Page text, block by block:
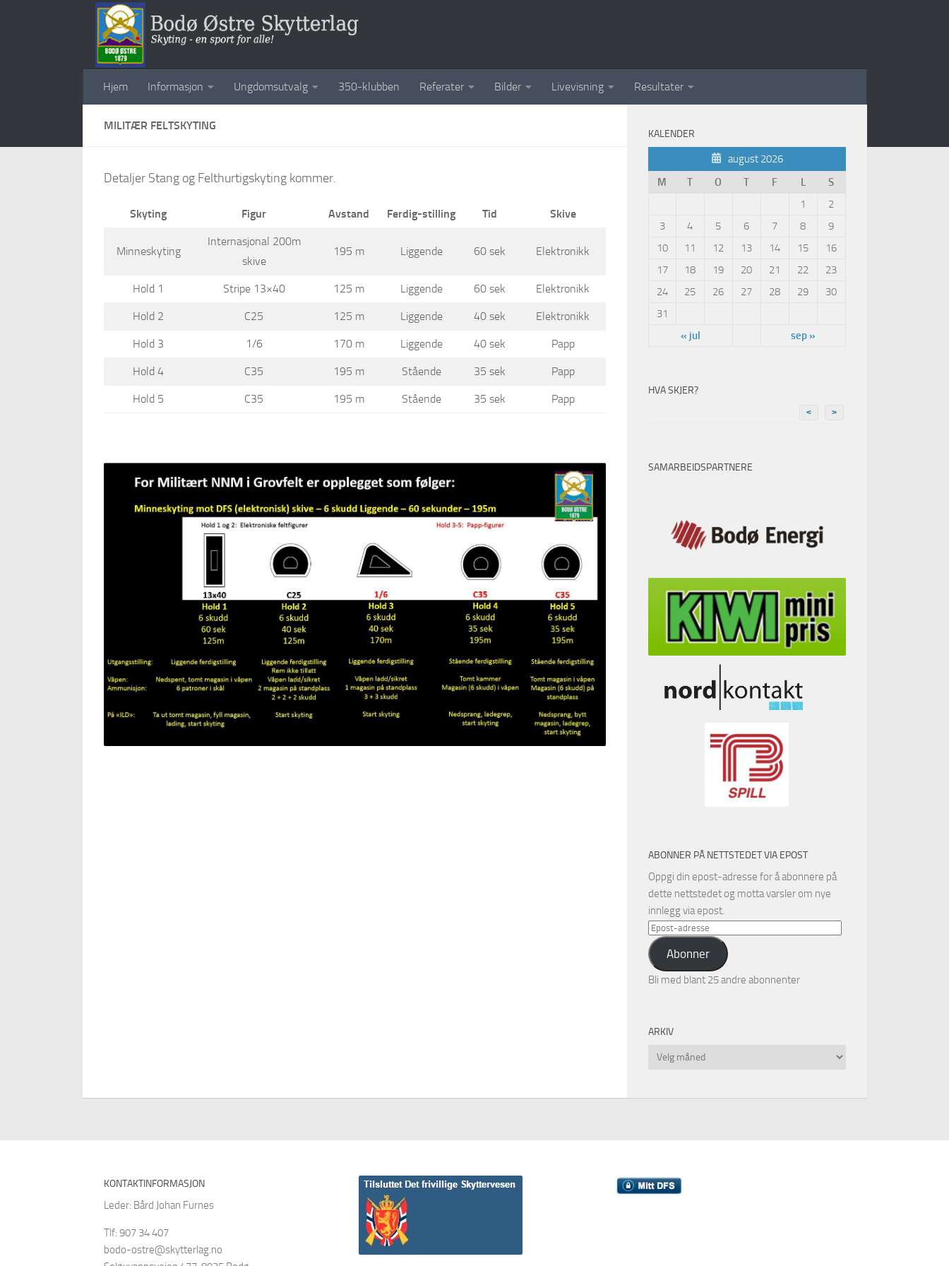
Hjem Informasjon Ungdomsutvalg 350-klubben Referater Bilder Livevisning Resultater
MILITÆR FELTSKYTING
Detaljer Stang og Felthurtigskyting kommer.
Skyting Figur Avstand Ferdig-stilling Tid Skive
Minneskyting
Internasjonal 200m
skive
195 m Liggende 60 sek Elektronikk
Hold 1 Stripe 13×40 125 m Liggende 60 sek Elektronikk
Hold 2 C25 125 m Liggende 40 sek Elektronikk
Hold 3 1/6 170 m Liggende 40 sek Papp
Hold 4 C35 195 m Stående 35 sek Papp
Hold 5 C35 195 m Stående 35 sek Papp
KALENDER
august 2026
M
T O T F L
S
1
2
3
4 5 6 7 8
9
10
11 12 13 14 15
16
17
18 19 20 21 22
23
24
25 26 27 28 29
30
31
« jul
sep »
HVA SKJER?
< >
SAMARBEIDSPARTNERE
ABONNER PÅ NETTSTEDET VIA EPOST
Oppgi din epost-adresse for å abonnere på
dette nettstedet og motta varsler om nye
innlegg via epost.
Epost-
adresse
Abonner
Bli med blant 25 andre abonnenter
ARKIV
Arkiv
KONTAKTINFORMASJON
Leder: Bård Johan Furnes
Tlf: 907 34 407
bodo-ostre@skytterlag.no